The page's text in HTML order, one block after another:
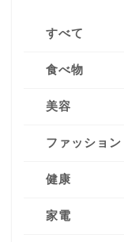
すべて
食べ物
美容
ファッション
健康
家電